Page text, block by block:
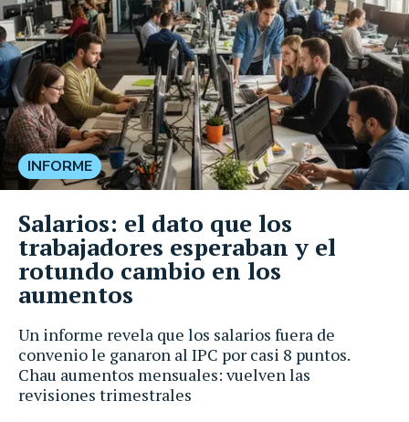
Un informe revela que los salarios fuera de
convenio le ganaron al IPC por casi 8 puntos.
Chau aumentos mensuales: vuelven las
revisiones trimestrales
INFORME
Salarios: el dato que los
trabajadores esperaban y el
rotundo cambio en los
aumentos